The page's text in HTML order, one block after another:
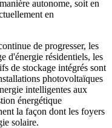
autonome, soit en
en
de progresser, les
d'énergie résidentiels, les
de stockage intégrés sont
photovoltaïques
intelligentes aux
énergétique
la façon dont les foyers
solaire.